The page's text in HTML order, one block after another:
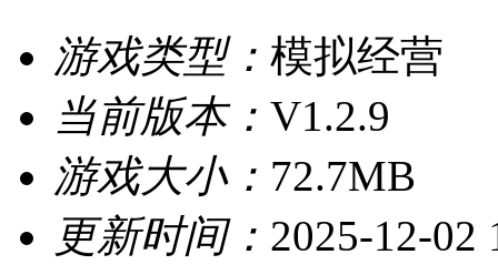
游戏类型： 模拟经营
当前版本： V1.2.9
游戏大小： 72.7MB
更新时间： 2025-12-02